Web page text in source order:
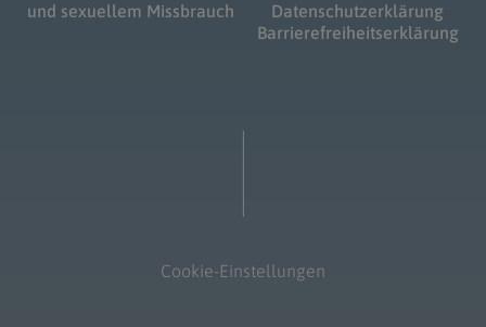
und sexuellem Missbrauch
Datenschutzerklärung
Barrierefreiheitserklärung
Cookie-Einstellungen